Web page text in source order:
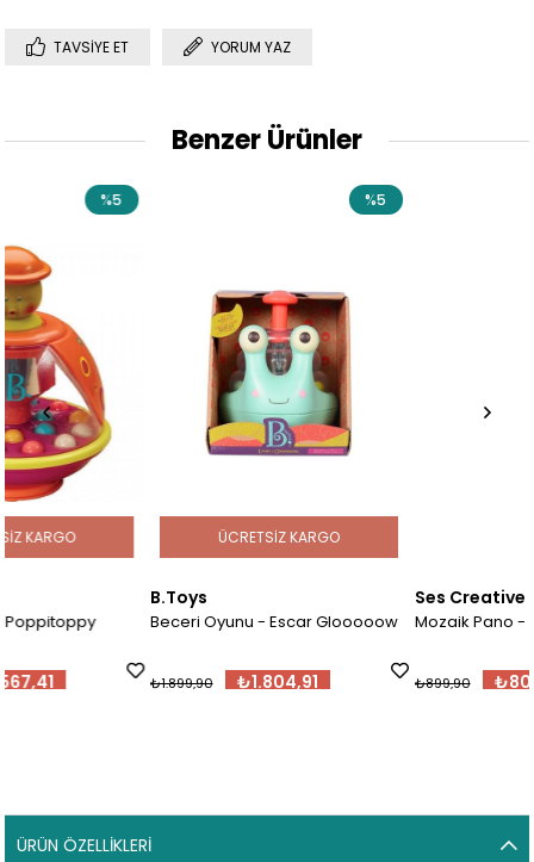
TAVSIYE ET YORUM YAZ
Benzer Ürünler
Beceri Oyunu - Escar Glooooow
₺1.804,91
₺1.899,90
ÜCRETSIZ KARGO
Mozaik Pano - Kartlı
₺809,91
₺899,90
ÜRÜN ÖZELLIKLERI